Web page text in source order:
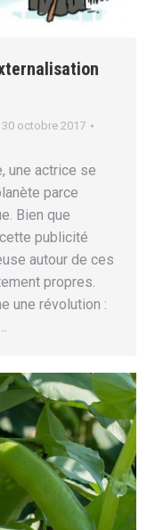
30 octobre 2017
une actrice se
parce
Bien que
publicité
autour de ces
propres.
une révolution :